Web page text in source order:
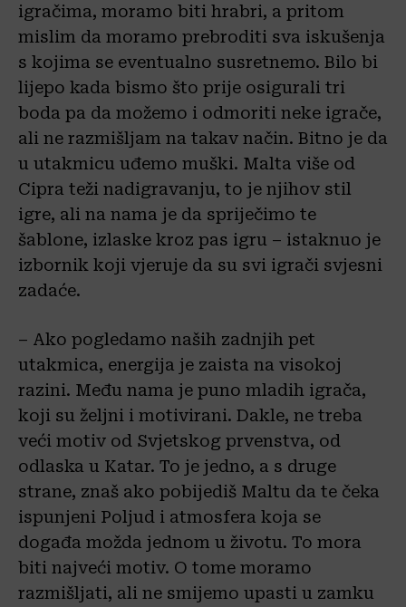
igračima, moramo biti hrabri, a pritom
mislim da moramo prebroditi sva iskušenja
s kojima se eventualno susretnemo. Bilo bi
lijepo kada bismo što prije osigurali tri
boda pa da možemo i odmoriti neke igrače,
ali ne razmišljam na takav način. Bitno je da
u utakmicu uđemo muški. Malta više od
Cipra teži nadigravanju, to je njihov stil
igre, ali na nama je da spriječimo te
šablone, izlaske kroz pas igru – istaknuo je
izbornik koji vjeruje da su svi igrači svjesni
zadaće.
– Ako pogledamo naših zadnjih pet
utakmica, energija je zaista na visokoj
razini. Među nama je puno mladih igrača,
koji su željni i motivirani. Dakle, ne treba
veći motiv od Svjetskog prvenstva, od
odlaska u Katar. To je jedno, a s druge
strane, znaš ako pobijediš Maltu da te čeka
ispunjeni Poljud i atmosfera koja se
događa možda jednom u životu. To mora
biti najveći motiv. O tome moramo
razmišljati, ali ne smijemo upasti u zamku